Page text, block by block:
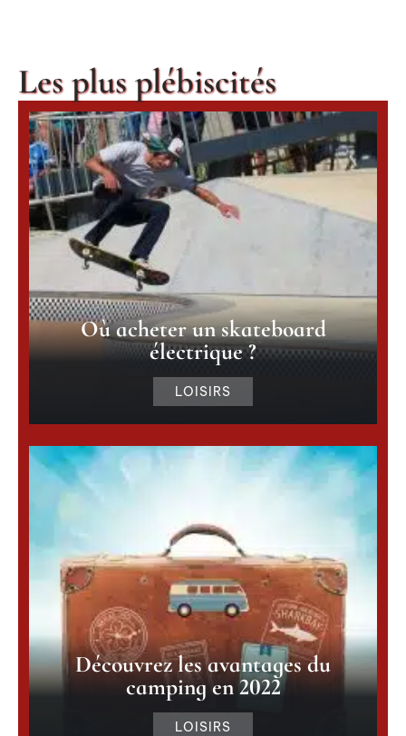
Les plus plébiscités
Où acheter un skateboard
électrique ?
LOISIRS
Découvrez les avantages du
camping en 2022
LOISIRS